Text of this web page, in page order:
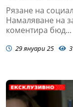
Рязане на
Намаляване на
коментира бюд...
29 януари 25